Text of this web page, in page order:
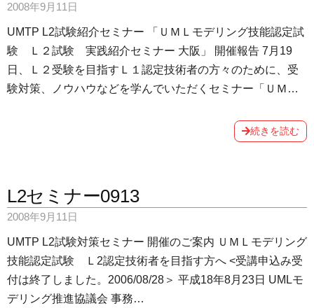
2008年9月11日
UMTP L2試験紹介セミナー 「ＵＭＬモデリング技能認定試
験 Ｌ２試験 実践紹介セミナー 大阪」 開催報告 7月19
日、Ｌ２受験を目指すＬ１認定技術者の方々のために、受
験対策、ノウハウなどを学んでいただくセミナー「ＵＭ…
続きを読む
L2セミナー0913
2008年9月11日
UMTP L2試験対策セミナー 開催のご案内 ＵＭＬモデリング
技能認定試験 Ｌ2認定技術者を目指す方へ <受講申込み受
付は終了しました。2006/08/28＞ 平成18年8月23日 UMLモ
デリング推進協議会 事務…